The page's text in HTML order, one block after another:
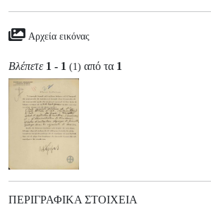
Αρχεία εικόνας
Βλέπετε 1 - 1 (1) από τα 1
ΠΕΡΙΓΡΑΦΙΚΆ ΣΤΟΙΧΕΊΑ